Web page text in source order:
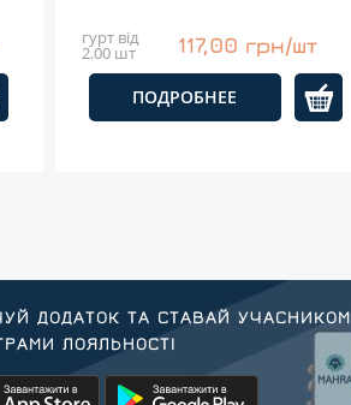
гурт від
2.00 шт 117,00 грн/шт
ПОДРОБНЕЕ
ДОДАТОК ТА СТАВАЙ УЧАСНИКОМ
ЛОЯЛЬНОСТІ